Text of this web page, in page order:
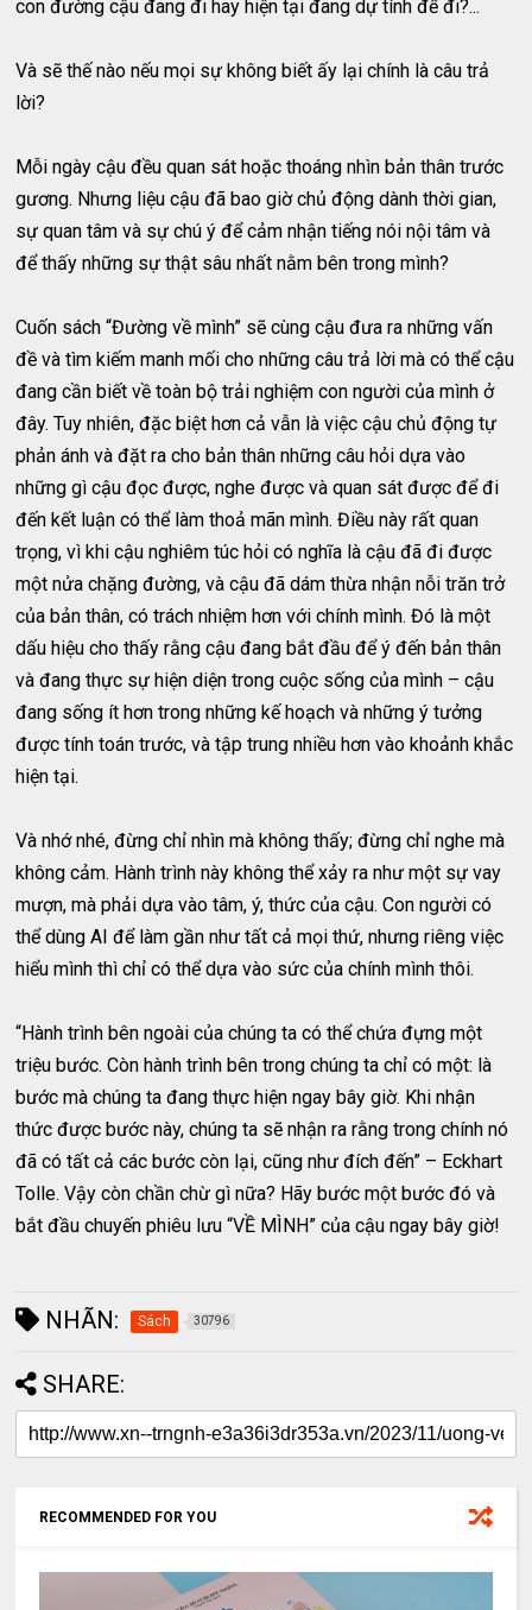
con đường cậu đang đi hay hiện tại đang dự tính để đi?...
Và sẽ thế nào nếu mọi sự không biết ấy lại chính là câu trả
lời?
Mỗi ngày cậu đều quan sát hoặc thoáng nhìn bản thân trước
gương. Nhưng liệu cậu đã bao giờ chủ động dành thời gian,
sự quan tâm và sự chú ý để cảm nhận tiếng nói nội tâm và
để thấy những sự thật sâu nhất nằm bên trong mình?
Cuốn sách “Đường về mình” sẽ cùng cậu đưa ra những vấn
đề và tìm kiếm manh mối cho những câu trả lời mà có thể cậu
đang cần biết về toàn bộ trải nghiệm con người của mình ở
đây. Tuy nhiên, đặc biệt hơn cả vẫn là việc cậu chủ động tự
phản ánh và đặt ra cho bản thân những câu hỏi dựa vào
những gì cậu đọc được, nghe được và quan sát được để đi
đến kết luận có thể làm thoả mãn mình. Điều này rất quan
trọng, vì khi cậu nghiêm túc hỏi có nghĩa là cậu đã đi được
một nửa chặng đường, và cậu đã dám thừa nhận nỗi trăn trở
của bản thân, có trách nhiệm hơn với chính mình. Đó là một
dấu hiệu cho thấy rằng cậu đang bắt đầu để ý đến bản thân
và đang thực sự hiện diện trong cuộc sống của mình – cậu
đang sống ít hơn trong những kế hoạch và những ý tưởng
được tính toán trước, và tập trung nhiều hơn vào khoảnh khắc
hiện tại.
Và nhớ nhé, đừng chỉ nhìn mà không thấy; đừng chỉ nghe mà
không cảm. Hành trình này không thể xảy ra như một sự vay
mượn, mà phải dựa vào tâm, ý, thức của cậu. Con người có
thể dùng AI để làm gần như tất cả mọi thứ, nhưng riêng việc
hiểu mình thì chỉ có thể dựa vào sức của chính mình thôi.
“Hành trình bên ngoài của chúng ta có thể chứa đựng một
triệu bước. Còn hành trình bên trong chúng ta chỉ có một: là
bước mà chúng ta đang thực hiện ngay bây giờ. Khi nhận
thức được bước này, chúng ta sẽ nhận ra rằng trong chính nó
đã có tất cả các bước còn lại, cũng như đích đến” – Eckhart
Tolle. Vậy còn chần chừ gì nữa? Hãy bước một bước đó và
bắt đầu chuyến phiêu lưu “VỀ MÌNH” của cậu ngay bây giờ!
NHÃN: Sách 30796
SHARE:
RECOMMENDED FOR YOU